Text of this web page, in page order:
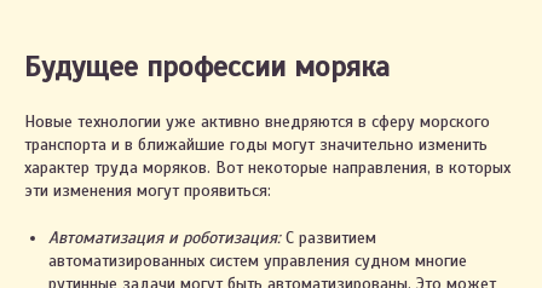
Будущее профессии моряка
Новые технологии уже активно внедряются в сферу морского
транспорта и в ближайшие годы могут значительно изменить
характер труда моряков. Вот некоторые направления, в которых
эти изменения могут проявиться:
Автоматизация и роботизация:С развитием
автоматизированных систем управления судном многие
рутинные задачи могут быть автоматизированы. Это может